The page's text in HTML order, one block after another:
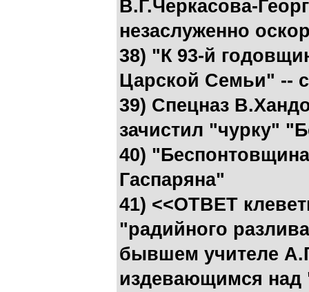
В.Г.Черкасова-
незаслуженно
38) "К 93-й
Царской Семьи" --
39) Спецназ
зачистил "чурку"
40)
Гаспаряна"
41) <<ОТВЕТ
"радийного
бывшем учителе
издевающимся над